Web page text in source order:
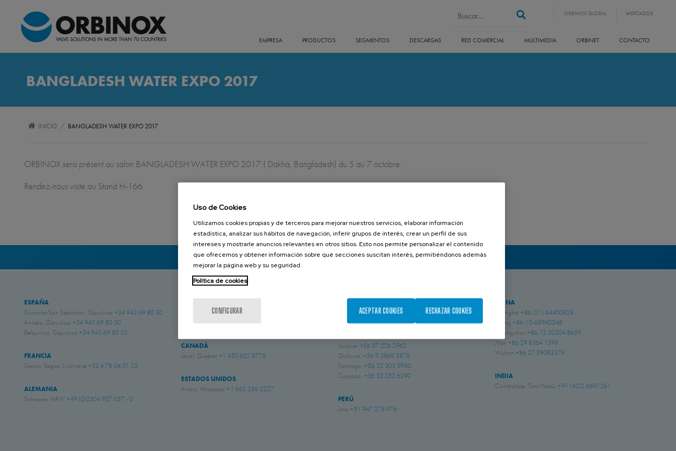
MERCADOS
ORBINOX GLOBAL
Search form
Buscar
EMPRESA PRODUCTOS SEGMENTOS DESCARGAS RED COMERCIAL MULTIMEDIA ORBINET CONTACTO
BANGLADESH WATER EXPO 2017
INICIO / BANGLADESH WATER EXPO 2017
ORBINOX sera présent au salon BANGLADESH WATER EXPO 2017 ( Dakha, Bangladesh) du 5 au 7 octobre.
Rendez-nous visite au Stand H-166
22 SEPTEMBER 2017
CONTACTA CON NOSOTROS
ESPAÑA
Donostia-San Sebastián, Gipuzkoa +34 943 69 80 30
Anoeta, Gipuzkoa +34 943 69 80 30
Belauntza, Gipuzkoa +34 943 69 80 33
FRANCIA
Genas, Region Lyonnaise+33 4 78 04 01 25
ALEMANIA
Schwerte, NRW +49 (0)2304 957 057 - 0
Chichester, West Sussex+44 (0) 1243 810240
Eastwood, Nottingham+44 (0) 115 9324046
CANADÁ
Laval, Quebec +1 450 622 8775
ESTADOS UNIDOS
Amory, Mississippi +1 662 256 2227
BRASIL
Indaiatuba, São Paulo+55 (19) 3935 5369
Iquique: +56 57 226 2962
Quilicura: +56 9 3869 5878
Santiago: +56 22 303 5950
Copiapó: +56 52 252 6290
PERÚ
Lima +51 947 278 976
CHINA
Shanghai +86 (21) 64400828
Beijing +86-10-68940248
Guangzhou +86 13 50304 8659
Xi'an +86 29 8364 1598
Wuhan +86 27 59083379
INDIA
Coimbatore, Tamil Nadu +91 (422) 6691261
Uso de Cookies
Utilizamos cookies propias y de terceros para mejorar nuestros servicios, elaborar información
estadística, analizar sus hábitos de navegación, inferir grupos de interés, crear un perfil de sus
intereses y mostrarle anuncios relevantes en otros sitios. Esto nos permite personalizar el contenido
que ofrecemos y obtener información sobre qué secciones suscitan interés, permitiéndonos además
mejorar la página web y su seguridad.
Política de cookies
CONFIGURAR RECHAZAR COOKIES
ACEPTAR COOKIES